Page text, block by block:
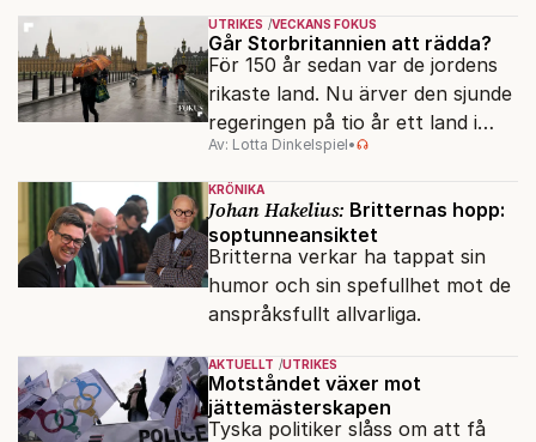
hela samhället – utan att rubba
den ryska statsidén?
UTRIKES VECKANS FOKUS
Går Storbritannien att rädda?
För 150 år sedan var de jordens
rikaste land. Nu ärver den sjunde
regeringen på tio år ett land i
politiskt och ekonomiskt kaos.
Av: Lotta Dinkelspiel•
KRÖNIKA
Johan Hakelius: Britternas hopp:
soptunneansiktet
Britterna verkar ha tappat sin
humor och sin spefullhet mot de
anspråksfullt allvarliga.
AKTUELLT UTRIKES
Motståndet växer mot
jättemästerskapen
Tyska politiker slåss om att få